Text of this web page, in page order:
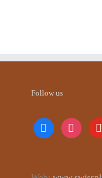
Follow us
facebookinstagram